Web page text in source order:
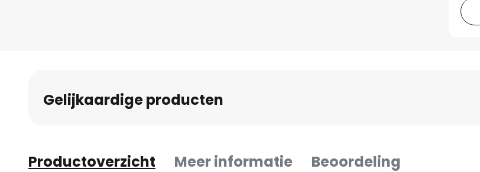
Gelijkaardige producten
Productoverzicht Meer informatie Beoordeling